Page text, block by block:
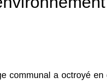
communal a octroyé